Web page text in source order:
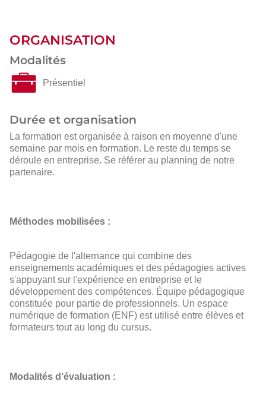
ORGANISATION
Modalités
Présentiel
Durée et organisation
La formation est organisée à raison en moyenne d'une
semaine par mois en formation. Le reste du temps se
déroule en entreprise. Se référer au planning de notre
partenaire.
Méthodes mobilisées :
Pédagogie de l'alternance qui combine des
enseignements académiques et des pédagogies actives
s'appuyant sur l'expérience en entreprise et le
développement des compétences. Équipe pédagogique
constituée pour partie de professionnels. Un espace
numérique de formation (ENF) est utilisé entre élèves et
formateurs tout au long du cursus.
Modalités d'évaluation :